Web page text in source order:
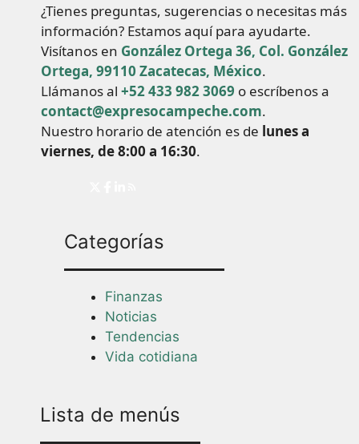
¿Tienes preguntas, sugerencias o necesitas más
información? Estamos aquí para ayudarte.
Visítanos en González Ortega 36, Col. González
Ortega, 99110 Zacatecas, México.
Llámanos al +52 433 982 3069 o escríbenos a
contact@expresocampeche.com.
Nuestro horario de atención es de lunes a
viernes, de 8:00 a 16:30.
Categorías
Finanzas
Noticias
Tendencias
Vida cotidiana
Lista de menús